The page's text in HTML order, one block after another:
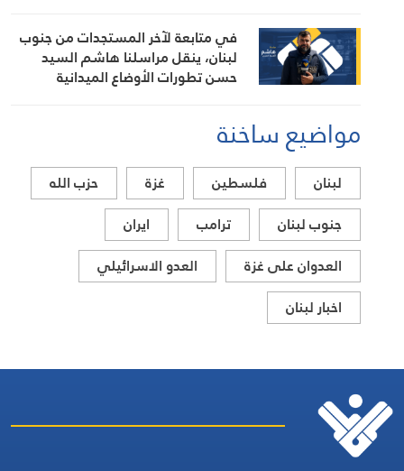
في متابعة لآخر المستجدات من جنوب
لبنان، ينقل مراسلنا هاشم السيد
حسن تطورات الأوضاع الميدانية
مواضيع ساخنة
لبنان فلسطين غزة
حزب الله
جنوب لبنان
ترامب
ايران
العدوان على غزة
العدو الاسرائيلي
اخبار لبنان